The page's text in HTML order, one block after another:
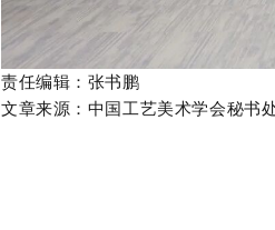
责任编辑：张书鹏
文章来源：中国工艺美术学会秘书